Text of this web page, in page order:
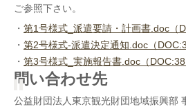
ご参照下さい。
・ 第1号様式_派遣要請・計画書.doc（
・ 第2号様式-派遣決定通知.doc（
・ 第3号様式_実施報告書.doc（
問い合わせ先
公益財団法人東京観光財団地域振興部